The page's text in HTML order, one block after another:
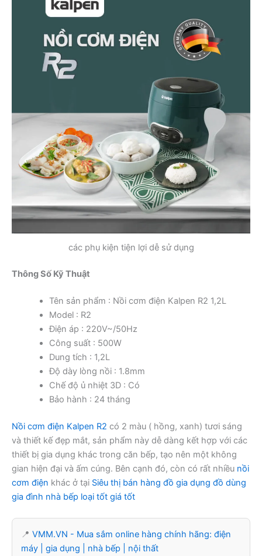
các phụ kiện tiện lợi dễ sử dụng
Thông Số Kỹ Thuật
Tên sản phẩm : Nồi cơm điện Kalpen R2 1,2L
Model : R2
Điện áp : 220V~/50Hz
Công suất : 500W
Dung tích : 1,2L
Độ dày lòng nồi : 1.8mm
Chế độ ủ nhiệt 3D : Có
Bảo hành : 24 tháng
Nồi cơm điện Kalpen R2 có 2 màu ( hồng, xanh) tươi sáng
và thiết kế đẹp mắt, sản phẩm này dễ dàng kết hợp với các
thiết bị gia dụng khác trong căn bếp, tạo nên một không
gian hiện đại và ấm cúng. Bên cạnh đó, còn có rất nhiều nồi
cơm điện khác ở tại Siêu thị bán hàng đồ gia dụng đồ dùng
gia đình nhà bếp loại tốt giá tốt
📍 VMM.VN - Mua sắm online hàng chính hãng: điện
máy | gia dụng | nhà bếp | nội thất